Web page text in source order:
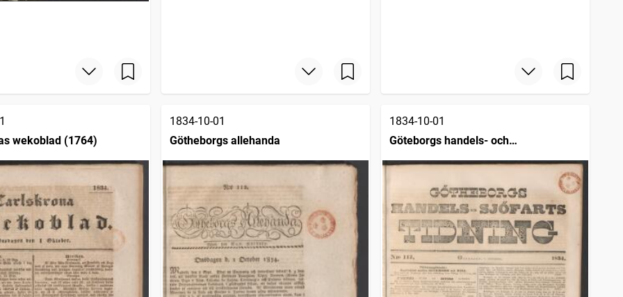
wekoblad (1764)
1834-10-01
Götheborgs allehanda
1834-10-01
Göteborgs handels- och
sjöfartstidning (1832)